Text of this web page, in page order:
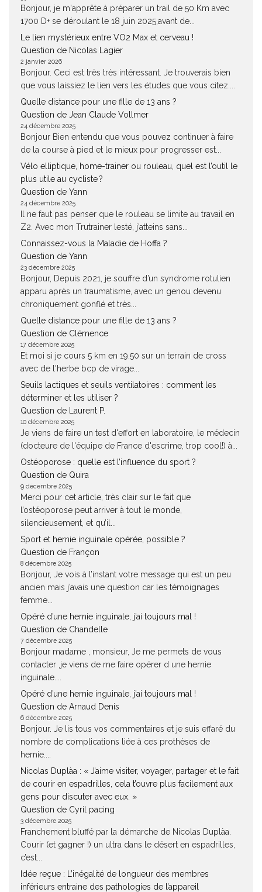
Bonjour, je m'apprête à préparer un trail de 50 Km avec
1700 D+ se déroulant le 18 juin 2025,avant de...
Le lien mystérieux entre VO2 Max et cerveau !
Question de Nicolas Lagier
2 janvier 2026
Bonjour. Ceci est très très intéressant. Je trouverais bien
que vous laissiez le lien vers les études que vous citez....
Quelle distance pour une fille de 13 ans ?
Question de Jean Claude Vollmer
24 décembre 2025
Bonjour Bien entendu que vous pouvez continuer à faire
de la course à pied et le mieux pour progresser est...
Vélo elliptique, home-trainer ou rouleau, quel est l’outil le
plus utile au cycliste ?
Question de Yann
24 décembre 2025
Il ne faut pas penser que le rouleau se limite au travail en
Z2. Avec mon Trutrainer lesté, j’atteins sans...
Connaissez-vous la Maladie de Hoffa ?
Question de Yann
23 décembre 2025
Bonjour, Depuis 2021, je souffre d’un syndrome rotulien
apparu après un traumatisme, avec un genou devenu
chroniquement gonflé et très...
Quelle distance pour une fille de 13 ans ?
Question de Clémence
17 décembre 2025
Et moi si je cours 5 km en 19.50 sur un terrain de cross
avec de l'herbe bcp de virage...
Seuils lactiques et seuils ventilatoires : comment les
déterminer et les utiliser ?
Question de Laurent P.
10 décembre 2025
Je viens de faire un test d'effort en laboratoire, le médecin
(docteure de l'équipe de France d'escrime, trop cool!) à...
Ostéoporose : quelle est l’influence du sport ?
Question de Quira
9 décembre 2025
Merci pour cet article, très clair sur le fait que
l’ostéoporose peut arriver à tout le monde,
silencieusement, et qu’il...
Sport et hernie inguinale opérée, possible ?
Question de Françon
8 décembre 2025
Bonjour, Je vois à l’instant votre message qui est un peu
ancien mais j’avais une question car les témoignages
femme...
Opéré d’une hernie inguinale, j’ai toujours mal !
Question de Chandelle
7 décembre 2025
Bonjour madame , monsieur, Je me permets de vous
contacter ,je viens de me faire opérer d une hernie
inguinale....
Opéré d’une hernie inguinale, j’ai toujours mal !
Question de Arnaud Denis
6 décembre 2025
Bonjour. Je lis tous vos commentaires et je suis effaré du
nombre de complications liée à ces prothèses de
hernie....
Nicolas Duplàa : « J’aime visiter, voyager, partager et le fait
de courir en espadrilles, cela t’ouvre plus facilement aux
gens pour discuter avec eux. »
Question de Cyril pacing
3 décembre 2025
Franchement bluffé par la démarche de Nicolas Duplàa.
Courir (et gagner !) un ultra dans le désert en espadrilles,
c’est...
Idée reçue : L’inégalité de longueur des membres
inférieurs entraine des pathologies de l’appareil